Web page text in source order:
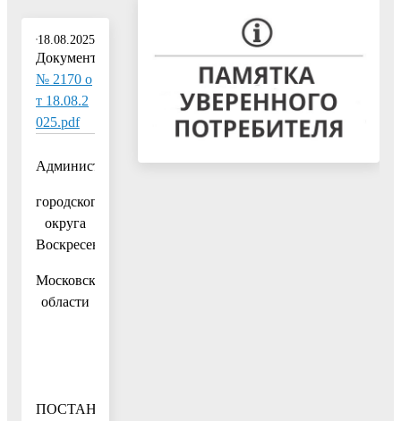
18.08.2025
Документ:
№ 2170 о
т 18.08.2
025.pdf
Администрация
городского
округа
Воскресенск
Московской
области
ПОСТАНОВЛЕНИЕ